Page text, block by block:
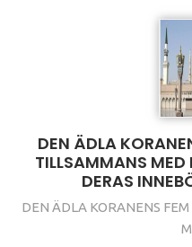
DEN ÄDLA
TILLSAMMANS
DERAS
DEN ÄDLA KORANENS